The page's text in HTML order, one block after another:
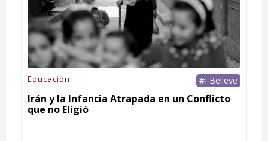
Educación #I Believe
Irán y la Infancia Atrapada en un Conflicto
que no Eligió